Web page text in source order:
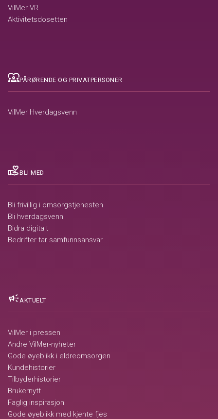
VilMer VR
Aktivitetsdosetten
diversity_1PÅRØRENDE OG PRIVATPERSONER
VilMer Hverdagsvenn
volunteer_activismBLI MED
Bli frivillig i omsorgstjenesten
Bli hverdagsvenn
Bidra digitalt
Bedrifter tar samfunnsansvar
campaignAKTUELT
VilMer i pressen
Andre VilMer-nyheter
Gode øyeblikk i eldreomsorgen
Kundehistorier
Tilbyderhistorier
Brukernytt
Faglig inspirasjon
Gode øyeblikk med kjente fjes